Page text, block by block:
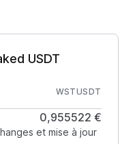
USDT
WSTUSDT
0,955522 €
et mise à jour